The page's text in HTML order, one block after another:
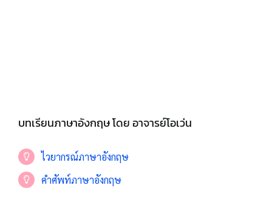
บทเรียนภาษาอังกฤษ โดย อาจารย์โอเว่น
ไวยากรณ์ภาษาอังกฤษ
คำศัพท์ภาษาอังกฤษ